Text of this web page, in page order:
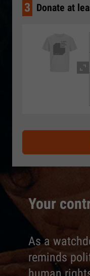
Your
As a
reminds
3 Donate at